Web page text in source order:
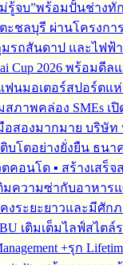
ม่รู้จบ”พร้อมปั้นช่าง
ลบุรี ผ่านโครงการ
สันดาป และไฟฟ้า
Cup 2026 พร้อมดี
แฟนมอเตอร์สปอร์
ภาพคล่อง SMEs เ
สองมากมาย บริษั
โตอย่างยั่งยืน ธนาค
ตคอนโด ▪︎ สร้างเส
ติมความซ่ากับอาหา
ระยะยาวและมีศัก
เติมเต็มไลฟ์สไต
+รุก